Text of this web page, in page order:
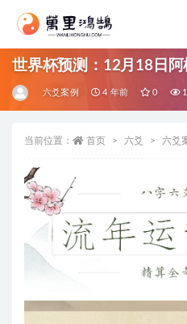
世界杯预测：12月18日阿
六爻案例 4 年前 0
当前位置： 首页 六爻 六爻